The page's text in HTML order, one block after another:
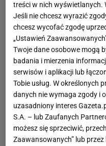
Rihanna – pochodząca z
rozpoczęła w 2005 r.,
“Music of the Sun”.
jednak po tym, jak
“Umbrella”, w którym
czasu Rihanna jest jedną
cenionych wokalistek na
filmach (m.in. “Battleship.
wystąpiła w reklamach
Island. Założyła własną
Fenty beauty. Rihanna
treści w nich wyświetlanych.
Jeśli nie chcesz wyrazić
chcesz wycofać zgodę
„Ustawień
Twoje dane osobowe mogą
badania i mierzenia
serwisów i aplikacji lub
Tobie usług. W określonych
danych nie wymaga zgody i
uzasadniony interes
S.A. – lub Zaufanych
możesz się sprzeciwić,
Zaawansowanych” lub